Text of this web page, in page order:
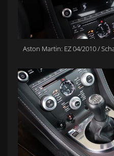
Aston Martin: EZ 04/2010 /